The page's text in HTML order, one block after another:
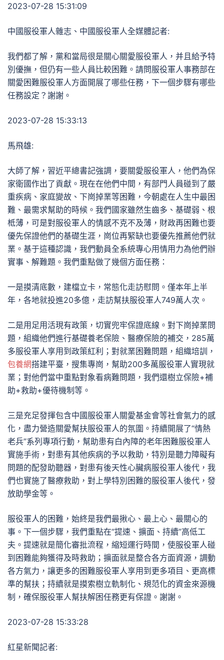
2023-07-28 15:31:09
中國服役軍人雜志、中國服役軍人全媒體記者:
我們都了解，黨和當局很是關心關愛服役軍人，并且給予特
別優撫，但仍有一些人員比較困難。請問服役軍人事務部在
關愛困難服役軍人方面開展了哪些任務，下一個步驟有哪些
任務設定？謝謝。
2023-07-28 15:33:13
馬飛雄:
大師了解，習近平總書記強調，要關愛服役軍人，他們為保
家衛國作出了貢獻。現在在他們中間，有部門人員碰到了嚴
重疾病、家庭變故、下崗掉業等困難，今朝處在人生中最困
難、最需求幫助的時候。我們國家雖然生齒多、基礎弱、根
柢薄，可是對服役軍人的情感不克不及薄，財政再困難也要
優先保證他們的基礎生涯，崗位再緊缺也要優先推薦他們就
業。基于這種認識，我們動員全系統專心用情用力為他們辦
實事、解難題。我們重點做了幾個方面任務：
一是摸清底數，建檔立卡，常態化走訪慰問。僅本年上半
年，各地就投進20多億，走訪幫扶服役軍人749萬人次。
二是用足用活現有政策，切實兜牢保證底線。對下崗掉業問
題，組織他們進行基礎養老保險、醫療保險的補交，285萬
多服役軍人享用到政策紅利；對就業困難問題，組織培訓，
包養網搭建平臺，搜集專崗，幫助200多萬服役軍人實現就
業；對他們當中重點對象看病難問題，我們還樹立保險+補
助+救助+優待機制等。
三是充足發揮包含中國服役軍人關愛基金會等社會氣力的感
化，盡力營造關愛幫扶服役軍人的氛圍。持續開展了“情熱
老兵”系列專項行動，幫助患有白內障的老年困難服役軍人
實施手術，對患有其他疾病的予以救助，特別是聽力障礙有
問題的配發助聽器，對患有後天性心臟病服役軍人後代，我
們也實施了醫療救助，對上學特別困難的服役軍人後代，發
放助學金等。
服役軍人的困難，始終是我們最揪心、最上心、最關心的
事。下一個步驟，我們重點在“提速、擴面、持續”高低工
夫。提速就是簡化審批流程，縮短運行時間，使服役軍人碰
到困難能夠獲得及時救助；擴面就是整合各方面資源，調動
各方氣力，讓更多的困難服役軍人享用到更多項目、更高標
準的幫扶；持續就是摸索樹立軌制化、規范化的資金來源機
制，確保服役軍人幫扶解困任務更有保證。謝謝。
2023-07-28 15:33:28
紅星新聞記者: